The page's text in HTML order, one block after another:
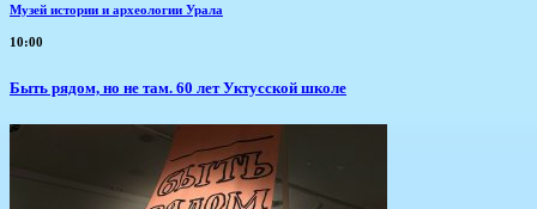
Музей истории и археологии Урала
10:00
Быть рядом, но не там. 60 лет Уктусской школе